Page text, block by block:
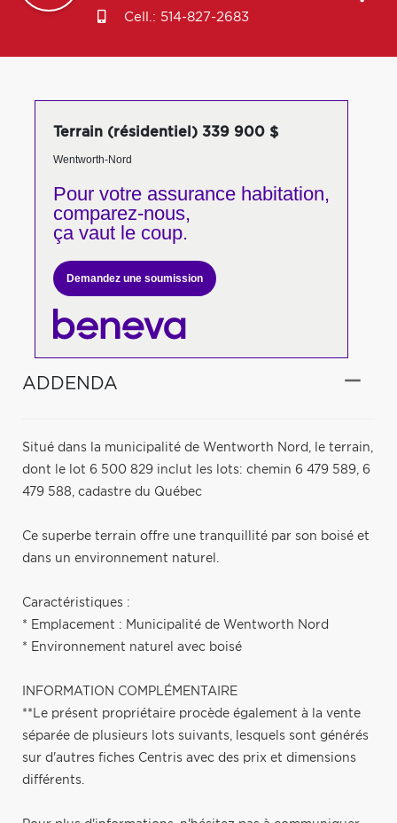
Cell.: 514-827-2683
Terrain (résidentiel) 339 900 $
Wentworth-Nord
Pour votreassurance habitation,
comparez-nous,
ça vaut le coup.
Demandez une soumission
ADDENDA
Situé dans la municipalité de Wentworth Nord, le terrain,
dont le lot 6 500 829 inclut les lots: chemin 6 479 589, 6
479 588, cadastre du Québec
Ce superbe terrain offre une tranquillité par son boisé et
dans un environnement naturel.
Caractéristiques :
* Emplacement : Municipalité de Wentworth Nord
* Environnement naturel avec boisé
INFORMATION COMPLÉMENTAIRE
**Le présent propriétaire procède également à la vente
séparée de plusieurs lots suivants, lesquels sont générés
sur d'autres fiches Centris avec des prix et dimensions
différents.